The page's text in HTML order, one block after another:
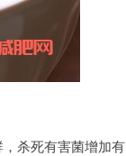
杀死有害菌增加有